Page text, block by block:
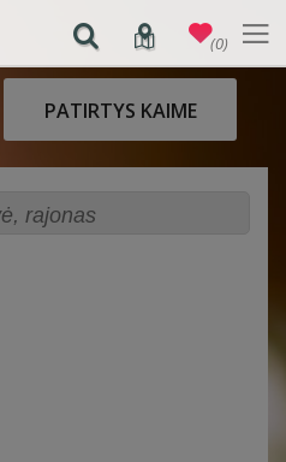
PATIRTYS KAIME
(0)